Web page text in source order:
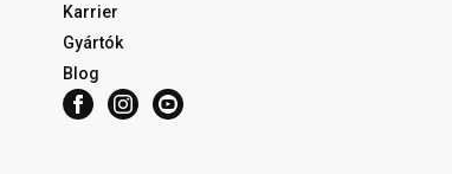
Karrier
Gyártók
Blog